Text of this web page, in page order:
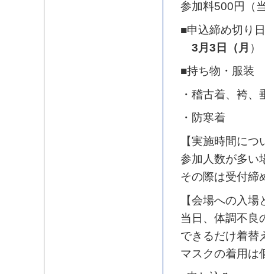
参加料500円（
■申込締め切り日
3月3日（月 ）
■持ち物・服装
・稽古着、袴
・防寒着
【実施時間につ
参加人数が多い
その際は受付締
【会場への入
当日、体調不良
できるだけ着替
マスクの着用は